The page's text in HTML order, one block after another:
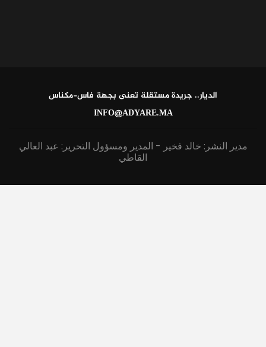
الديار.. جريدة مستقلة تعنى بجهة فاس-مكناس
INFO@ADYARE.MA
مدير النشر: خالد فخير - المدير ومسؤول التحرير: عبد العالي
القاطي